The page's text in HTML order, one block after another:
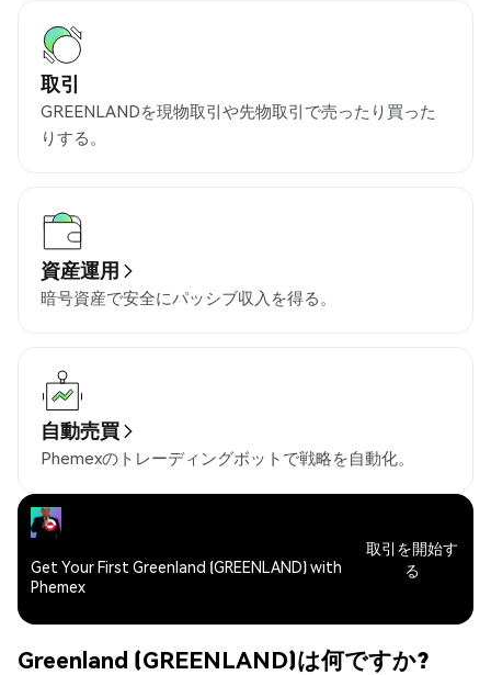
取引
GREENLANDを現物取引や先物取引で売ったり買った
りする。
資産運用
暗号資産で安全にパッシブ収入を得る。
自動売買
Phemexのトレーディングボットで戦略を自動化。
Get Your First Greenland (GREENLAND) with
Phemex
取引を開始す
る
Greenland (GREENLAND)は何ですか?